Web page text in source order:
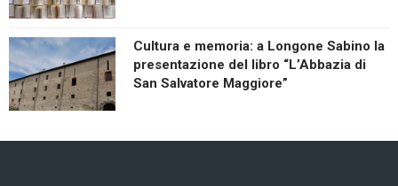
Cultura e memoria: a Longone Sabino la
presentazione del libro “L’Abbazia di
San Salvatore Maggiore”